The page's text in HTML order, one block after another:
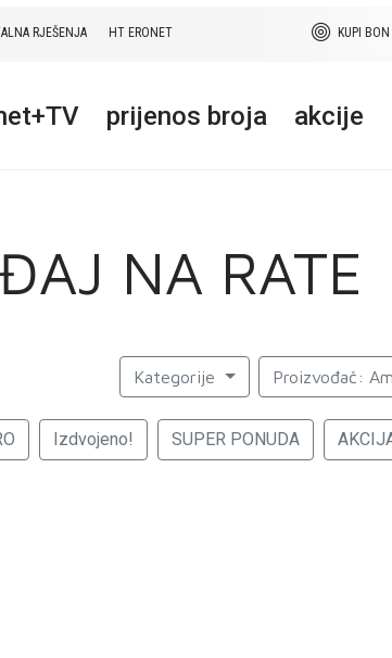
KUPI BON
RJEŠENJA HT ERONET
prijenos broja akcije
NA RATE
Kategorije Proizvođač:
Izdvojeno! SUPER PONUDA